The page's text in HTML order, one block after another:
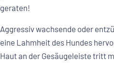
geraten!
Aggressiv wachsende oder
eine Lahmheit des Hundes
Haut an der Gesäugeleiste tritt